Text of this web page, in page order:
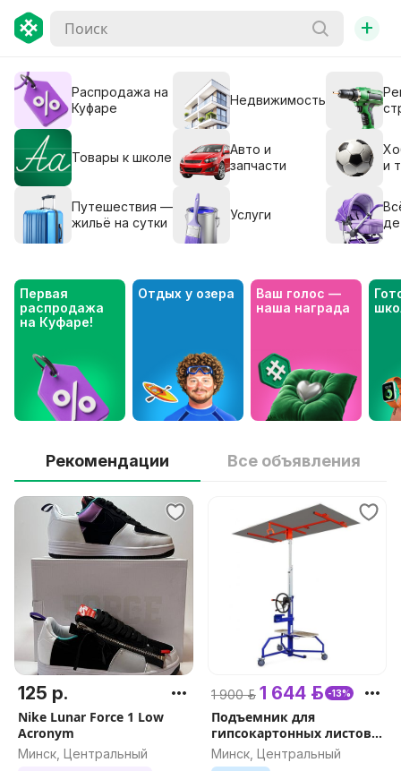
+
Распродажа на
Куфаре
Товары к школе
Путешествия —
жильё на сутки
Недвижимость
Авто и
запчасти
Услуги
и
Первая
распродажа
на Куфаре!
Отдых у озера
Ваш голос —
наша награда
Рекомендации Все объявления
125 р.
Nike Lunar Force 1 Low
Acronym
Минск, Центральный
1 900 р. 1 644 р. -13%
Подъемник для
гипсокартонных листов
DLT PLAC 450 (он же EDMA
PLAC 450), арт.0153
Минск, Центральный